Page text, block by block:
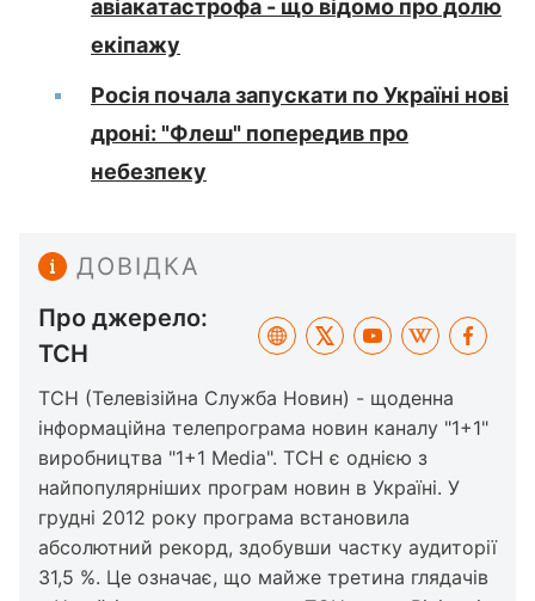
авіакатастрофа - що відомо про долю
екіпажу
Росія почала запускати по Україні нові
дроні: "Флеш" попередив про
небезпеку
ДОВІДКА
Про джерело:
ТСН
ТСН (Телевізійна Служба Новин) - щоденна
інформаційна телепрограма новин каналу "1+1"
виробництва "1+1 Media". ТСН є однією з
найпопулярніших програм новин в Україні. У
грудні 2012 року програма встановила
абсолютний рекорд, здобувши частку аудиторії
31,5 %. Це означає, що майже третина глядачів